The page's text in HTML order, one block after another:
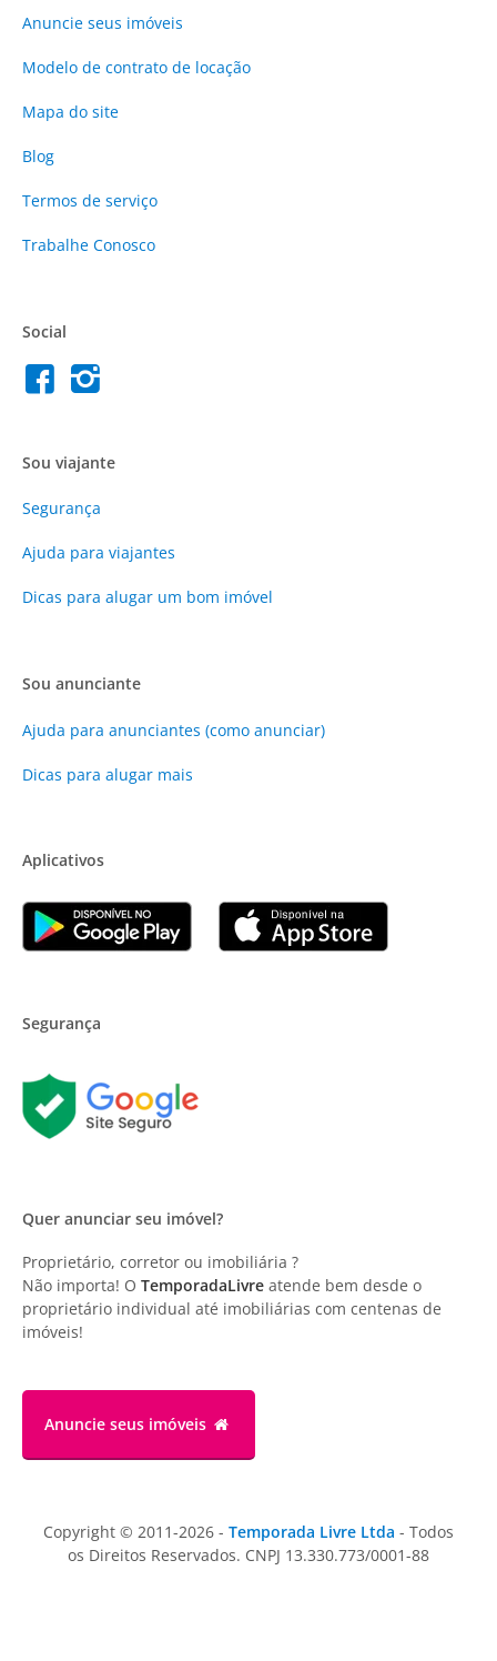
Anuncie seus imóveis
Modelo de contrato de locação
Mapa do site
Blog
Termos de serviço
Trabalhe Conosco
Social
Sou viajante
Segurança
Ajuda para viajantes
Dicas para alugar um bom imóvel
Sou anunciante
Ajuda para anunciantes (como anunciar)
Dicas para alugar mais
Aplicativos
Segurança
Quer anunciar seu imóvel?
Proprietário, corretor ou imobiliária ?
Não importa! O TemporadaLivre atende bem desde o
proprietário individual até imobiliárias com centenas de
imóveis!
Anuncie seus imóveis
Copyright © 2011-2026 - Temporada Livre Ltda - Todos
os Direitos Reservados. CNPJ 13.330.773/0001-88